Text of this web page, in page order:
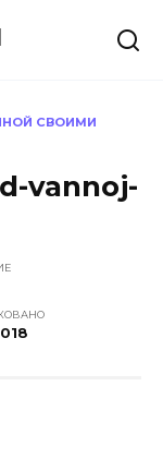
СВОИМИ
vannoj-